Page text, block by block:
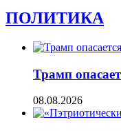
ПОЛИТИКА
Трамп
08.08.2026